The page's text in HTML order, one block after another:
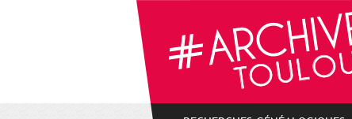
Gestion de vos préférences sur les cookies